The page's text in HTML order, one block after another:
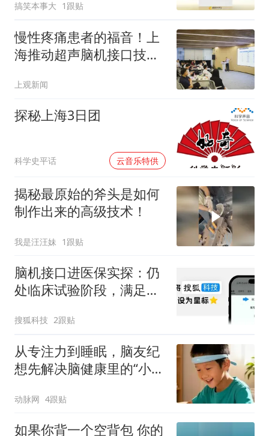
搞笑本事大 1跟贴
慢性疼痛患者的福音！上
海推动超声脑机接口技术
上观新闻
探秘上海3日团
科学史平话 云音乐特供 00:00
揭秘最原始的斧头是如何
制作出来的高级技术！
我是汪汪妹 1跟贴
脑机接口进医保实探：仍
处临床试验阶段，满足植
备需自费
搜狐科技 2跟贴
从专注力到睡眠，脑友纪
想先解决脑健康里的“小问
动脉网 4跟贴
如果你背一个空背包 你的